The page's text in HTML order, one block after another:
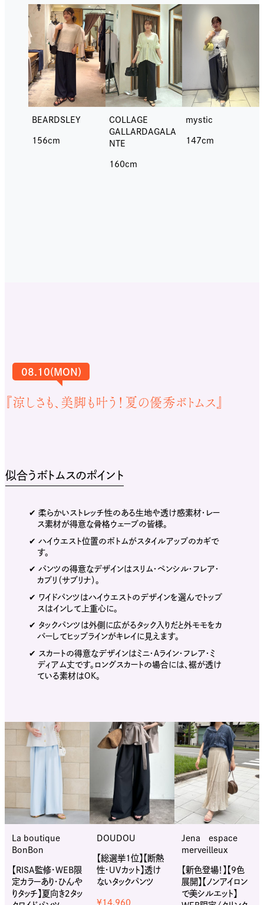
BEARDSLEY
156cm
COLLAGE
GALLARDAGALA
NTE
160cm
mystic
147cm
08.10(MON)
『涼しさも、美脚も叶う！夏の優秀ボトムス』
似合うボトムスのポイント
✔︎ 柔らかいストレッチ性のある生地や透け感素材・レー
ス素材が得意な骨格ウェーブの皆様。
✔︎ ハイウエスト位置のボトムがスタイルアップのカギで
す。
✔︎ パンツの得意なデザインはスリム・ペンシル・フレア・
カプリ（サブリナ）。
✔︎ ワイドパンツはハイウエストのデザインを選んでトップ
スはインして上重心に。
✔︎ タックパンツは外側に広がるタック入りだと外モモをカ
バーしてヒップラインがキレイに見えます。
✔︎ スカートの得意なデザインはミニ・Aライン・フレア・ミ
ディアム丈です。ロングスカートの場合には、裾が透け
ている素材はOK。
La boutique
BonBon
【RISA監修・WEB限
定カラーあり・ひんや
りタッチ】夏向き２タッ
DOUDOU
【総選挙1位】【断熱
性・UVカット】透け
ないタックパンツ
¥14,960
Jena espace
merveilleux
【新色登場！】【9色
展開】【ノンアイロン
で美シルエット】